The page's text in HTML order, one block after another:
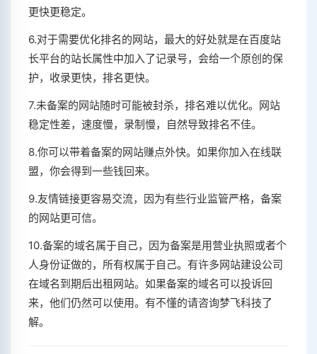
更快更稳定。
6.对于需要优化排名的网站，最大的好处就是在百度站
长平台的站长属性中加入了记录号，会给一个原创的保
护，收录更快，排名更快。
7.未备案的网站随时可能被封杀，排名难以优化。网站
稳定性差，速度慢，录制慢，自然导致排名不佳。
8.你可以带着备案的网站赚点外快。如果你加入在线联
盟，你会得到一些钱回来。
9.友情链接更容易交流，因为有些行业监管严格，备案
的网站更可信。
10.备案的域名属于自己，因为备案是用营业执照或者个
人身份证做的，所有权属于自己。有许多网站建设公司
在域名到期后出租网站。如果备案的域名可以投诉回
来，他们仍然可以使用。有不懂的请咨询梦飞科技了
解。